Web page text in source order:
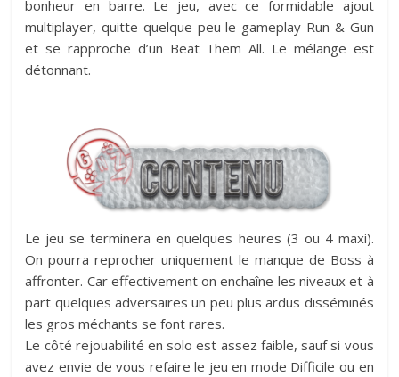
bonheur en barre. Le jeu, avec ce formidable ajout
multiplayer, quitte quelque peu le gameplay Run & Gun
et se rapproche d’un Beat Them All. Le mélange est
détonnant.
Le jeu se terminera en quelques heures (3 ou 4 maxi).
On pourra reprocher uniquement le manque de Boss à
affronter. Car effectivement on enchaîne les niveaux et à
part quelques adversaires un peu plus ardus disséminés
les gros méchants se font rares.
Le côté rejouabilité en solo est assez faible, sauf si vous
avez envie de vous refaire le jeu en mode Difficile ou en